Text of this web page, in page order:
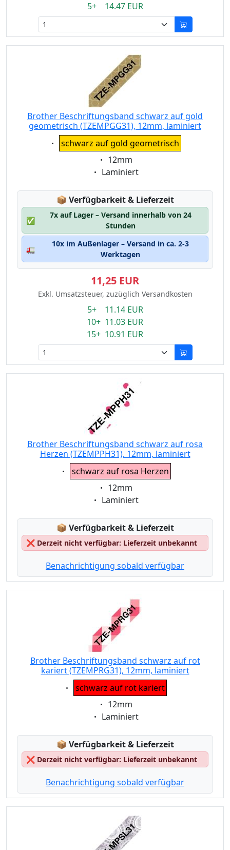
5+ 14.47 EUR
Brother Beschriftungsband schwarz auf gold
geometrisch (TZEMPGG31), 12mm, laminiert
Eigenschaft:
schwarz auf gold geometrisch
Eigenschaft:
12mm
Eigenschaft:
Laminiert
📦 Lagerstatus:
Verfügbarkeit & Lieferzeit
✅
7x auf Lager – Versand innerhalb von 24
Stunden
🚛
10x im Außenlager – Versand in ca. 2-3
Werktagen
11,25 EUR
Exkl. Umsatzsteuer, zuzüglich Versandkosten
5+ 11.14 EUR
10+ 11.03 EUR
15+ 10.91 EUR
Brother Beschriftungsband schwarz auf rosa
Herzen (TZEMPPH31), 12mm, laminiert
Eigenschaft:
schwarz auf rosa Herzen
Eigenschaft:
12mm
Eigenschaft:
Laminiert
📦 Lagerstatus:
Verfügbarkeit & Lieferzeit
❌ Derzeit nicht verfügbar: Lieferzeit unbekannt
Benachrichtigung sobald verfügbar
Brother Beschriftungsband schwarz auf rot
kariert (TZEMPRG31), 12mm, laminiert
Eigenschaft:
schwarz auf rot kariert
Eigenschaft:
12mm
Eigenschaft:
Laminiert
📦 Lagerstatus:
Verfügbarkeit & Lieferzeit
❌ Derzeit nicht verfügbar: Lieferzeit unbekannt
Benachrichtigung sobald verfügbar